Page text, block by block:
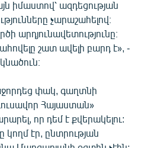
իմաստով՝ ազդեցության
չարաշահելով։
արդյունավետությունը։
շատ ավելի բարդ է», -
փակ, գաղտնի
Հայաստան»
որ դեմ է քվերակելու:
էր, ընտրության